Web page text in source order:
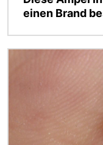
einen Brand